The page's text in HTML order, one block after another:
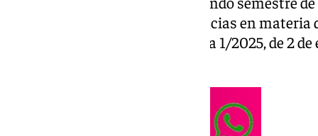
la nueva asunción de competencias en
la previsiones de la Ley Orgánica 1/2025, de 2